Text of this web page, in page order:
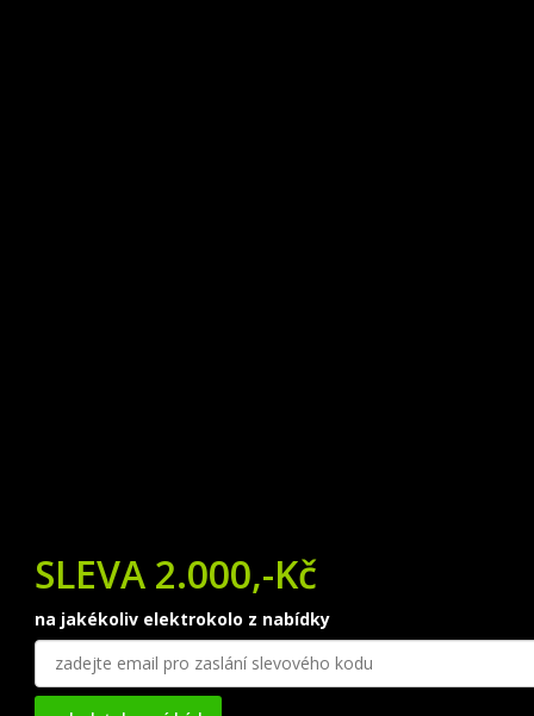
SLEVA 2.000,-Kč
na jakékoliv elektrokolo z nabídky